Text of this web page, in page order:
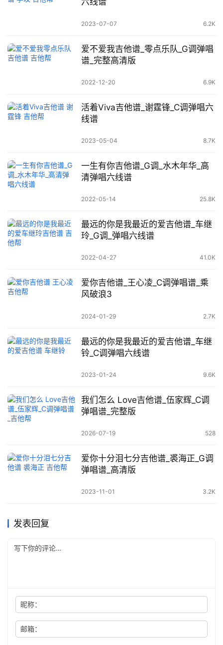
2023-07-07 6.2K
爱不爱我吉他谱_零点乐队_G调弹唱
谱_完整高清版
2022-12-20 6.9K
活着Viva吉他谱_谢霆锋_C调弹唱六
线谱
2023-05-04 8.7K
一生有你吉他谱_G调_水木年华_高
清弹唱六线谱
2022-05-14 25.8K
最远的你是我最近的爱吉他谱_车继
玲_G调_弹唱六线谱
2022-04-27 41.0K
爱你吉他谱_王心凌_C调弹唱谱_乘
风破浪3
2024-01-29 2.7K
最远的你是我最近的爱吉他谱_车继
铃_C调弹唱六线谱
2023-01-24 9.6K
我们怎么 Love吉他谱_伍家辉_C调
弹唱谱_完整版
2026-07-19 528
爱你十分泪七分吉他谱_裘海正_G调
弹唱谱_高清版
2023-11-01 3.2K
发表回复
昵称：
邮箱：